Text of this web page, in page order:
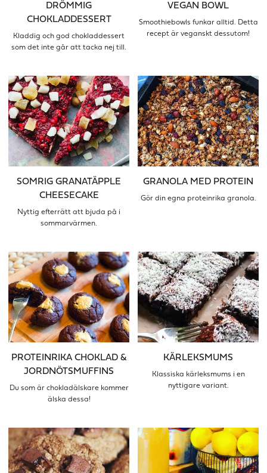
DRÖMMIG
CHOKLADDESSERT
Kladdig och god chokladdessert
som det inte går att tacka nej till.
VEGAN BOWL
Smoothiebowls funkar alltid. Detta
recept är veganskt dessutom!
SOMRIG GRANATÄPPLE
CHEESECAKE
Nyttig efterrätt att bjuda på i
sommarvärmen.
GRANOLA MED PROTEIN
Gör din egna proteinrika granola.
PROTEINRIKA CHOKLAD &
JORDNÖTSMUFFINS
Du som är chokladälskare kommer
älska dessa!
KÄRLEKSMUMS
Klassiska kärleksmums i en
nyttigare variant.